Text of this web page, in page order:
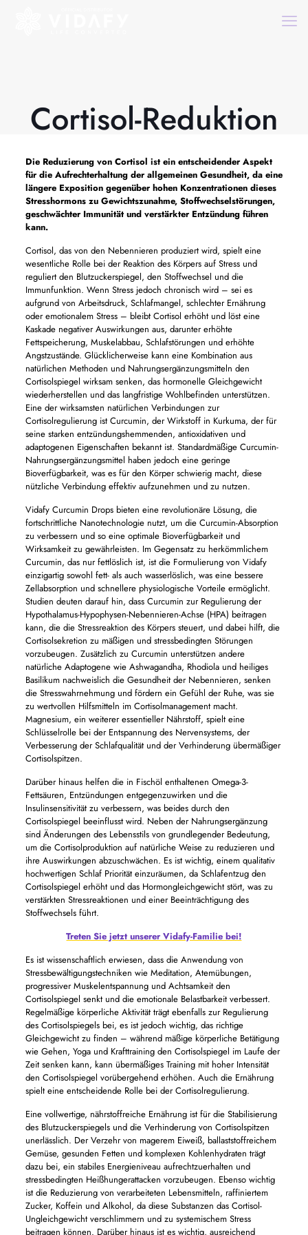
Cortisol-Reduktion
Die Reduzierung von Cortisol ist ein entscheidender Aspekt
für die Aufrechterhaltung der allgemeinen Gesundheit, da eine
längere Exposition gegenüber hohen Konzentrationen dieses
Stresshormons zu Gewichtszunahme, Stoffwechselstörungen,
geschwächter Immunität und verstärkter Entzündung führen
kann.
Cortisol, das von den Nebennieren produziert wird, spielt eine
wesentliche Rolle bei der Reaktion des Körpers auf Stress und
reguliert den Blutzuckerspiegel, den Stoffwechsel und die
Immunfunktion. Wenn Stress jedoch chronisch wird – sei es
aufgrund von Arbeitsdruck, Schlafmangel, schlechter Ernährung
oder emotionalem Stress – bleibt Cortisol erhöht und löst eine
Kaskade negativer Auswirkungen aus, darunter erhöhte
Fettspeicherung, Muskelabbau, Schlafstörungen und erhöhte
Angstzustände. Glücklicherweise kann eine Kombination aus
natürlichen Methoden und Nahrungsergänzungsmitteln den
Cortisolspiegel wirksam senken, das hormonelle Gleichgewicht
wiederherstellen und das langfristige Wohlbefinden unterstützen.
Eine der wirksamsten natürlichen Verbindungen zur
Cortisolregulierung ist Curcumin, der Wirkstoff in Kurkuma, der für
seine starken entzündungshemmenden, antioxidativen und
adaptogenen Eigenschaften bekannt ist. Standardmäßige Curcumin-
Nahrungsergänzungsmittel haben jedoch eine geringe
Bioverfügbarkeit, was es für den Körper schwierig macht, diese
nützliche Verbindung effektiv aufzunehmen und zu nutzen.
Vidafy Curcumin Drops bieten eine revolutionäre Lösung, die
fortschrittliche Nanotechnologie nutzt, um die Curcumin-Absorption
zu verbessern und so eine optimale Bioverfügbarkeit und
Wirksamkeit zu gewährleisten. Im Gegensatz zu herkömmlichem
Curcumin, das nur fettlöslich ist, ist die Formulierung von Vidafy
einzigartig sowohl fett- als auch wasserlöslich, was eine bessere
Zellabsorption und schnellere physiologische Vorteile ermöglicht.
Studien deuten darauf hin, dass Curcumin zur Regulierung der
Hypothalamus-Hypophysen-Nebennieren-Achse (HPA) beitragen
kann, die die Stressreaktion des Körpers steuert, und dabei hilft, die
Cortisolsekretion zu mäßigen und stressbedingten Störungen
vorzubeugen. Zusätzlich zu Curcumin unterstützen andere
natürliche Adaptogene wie Ashwagandha, Rhodiola und heiliges
Basilikum nachweislich die Gesundheit der Nebennieren, senken
die Stresswahrnehmung und fördern ein Gefühl der Ruhe, was sie
zu wertvollen Hilfsmitteln im Cortisolmanagement macht.
Magnesium, ein weiterer essentieller Nährstoff, spielt eine
Schlüsselrolle bei der Entspannung des Nervensystems, der
Verbesserung der Schlafqualität und der Verhinderung übermäßiger
Cortisolspitzen.
Darüber hinaus helfen die in Fischöl enthaltenen Omega-3-
Fettsäuren, Entzündungen entgegenzuwirken und die
Insulinsensitivität zu verbessern, was beides durch den
Cortisolspiegel beeinflusst wird. Neben der Nahrungsergänzung
sind Änderungen des Lebensstils von grundlegender Bedeutung,
um die Cortisolproduktion auf natürliche Weise zu reduzieren und
ihre Auswirkungen abzuschwächen. Es ist wichtig, einem qualitativ
hochwertigen Schlaf Priorität einzuräumen, da Schlafentzug den
Cortisolspiegel erhöht und das Hormongleichgewicht stört, was zu
verstärkten Stressreaktionen und einer Beeinträchtigung des
Stoffwechsels führt.
Treten Sie jetzt unserer Vidafy-Familie bei!
Es ist wissenschaftlich erwiesen, dass die Anwendung von
Stressbewältigungstechniken wie Meditation, Atemübungen,
progressiver Muskelentspannung und Achtsamkeit den
Cortisolspiegel senkt und die emotionale Belastbarkeit verbessert.
Regelmäßige körperliche Aktivität trägt ebenfalls zur Regulierung
des Cortisolspiegels bei, es ist jedoch wichtig, das richtige
Gleichgewicht zu finden – während mäßige körperliche Betätigung
wie Gehen, Yoga und Krafttraining den Cortisolspiegel im Laufe der
Zeit senken kann, kann übermäßiges Training mit hoher Intensität
den Cortisolspiegel vorübergehend erhöhen. Auch die Ernährung
spielt eine entscheidende Rolle bei der Cortisolregulierung.
Eine vollwertige, nährstoffreiche Ernährung ist für die Stabilisierung
des Blutzuckerspiegels und die Verhinderung von Cortisolspitzen
unerlässlich. Der Verzehr von magerem Eiweiß, ballaststoffreichem
Gemüse, gesunden Fetten und komplexen Kohlenhydraten trägt
dazu bei, ein stabiles Energieniveau aufrechtzuerhalten und
stressbedingten Heißhungerattacken vorzubeugen. Ebenso wichtig
ist die Reduzierung von verarbeiteten Lebensmitteln, raffiniertem
Zucker, Koffein und Alkohol, da diese Substanzen das Cortisol-
Ungleichgewicht verschlimmern und zu systemischem Stress
beitragen können. Darüber hinaus ist es wichtig, ausreichend